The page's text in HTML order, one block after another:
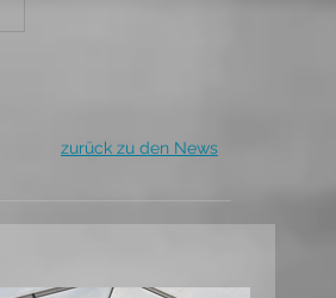
zurück zu den News